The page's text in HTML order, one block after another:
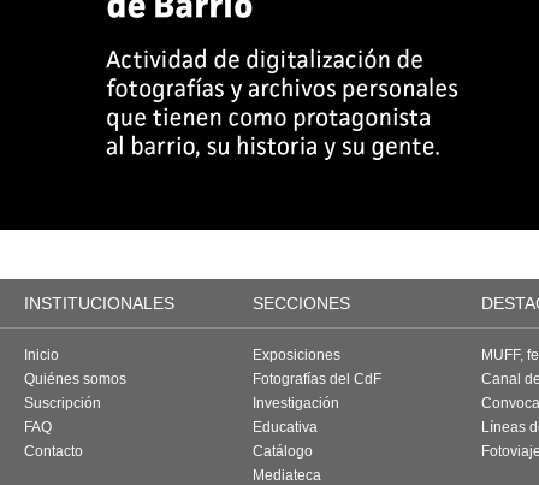
INSTITUCIONALES SECCIONES
Inicio
Quiénes somos
Suscripción
FAQ
Contacto
Exposiciones
Fotografías del CdF
Investigación
Educativa
Catálogo
Mediateca
MUFF,
Canal
Líneas